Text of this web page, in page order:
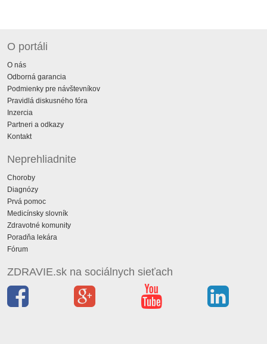
O portáli
O nás
Odborná garancia
Podmienky pre návštevníkov
Pravidlá diskusného fóra
Inzercia
Partneri a odkazy
Kontakt
Neprehliadnite
Choroby
Diagnózy
Prvá pomoc
Medicínsky slovník
Zdravotné komunity
Poradňa lekára
Fórum
ZDRAVIE.sk na sociálnych sieťach